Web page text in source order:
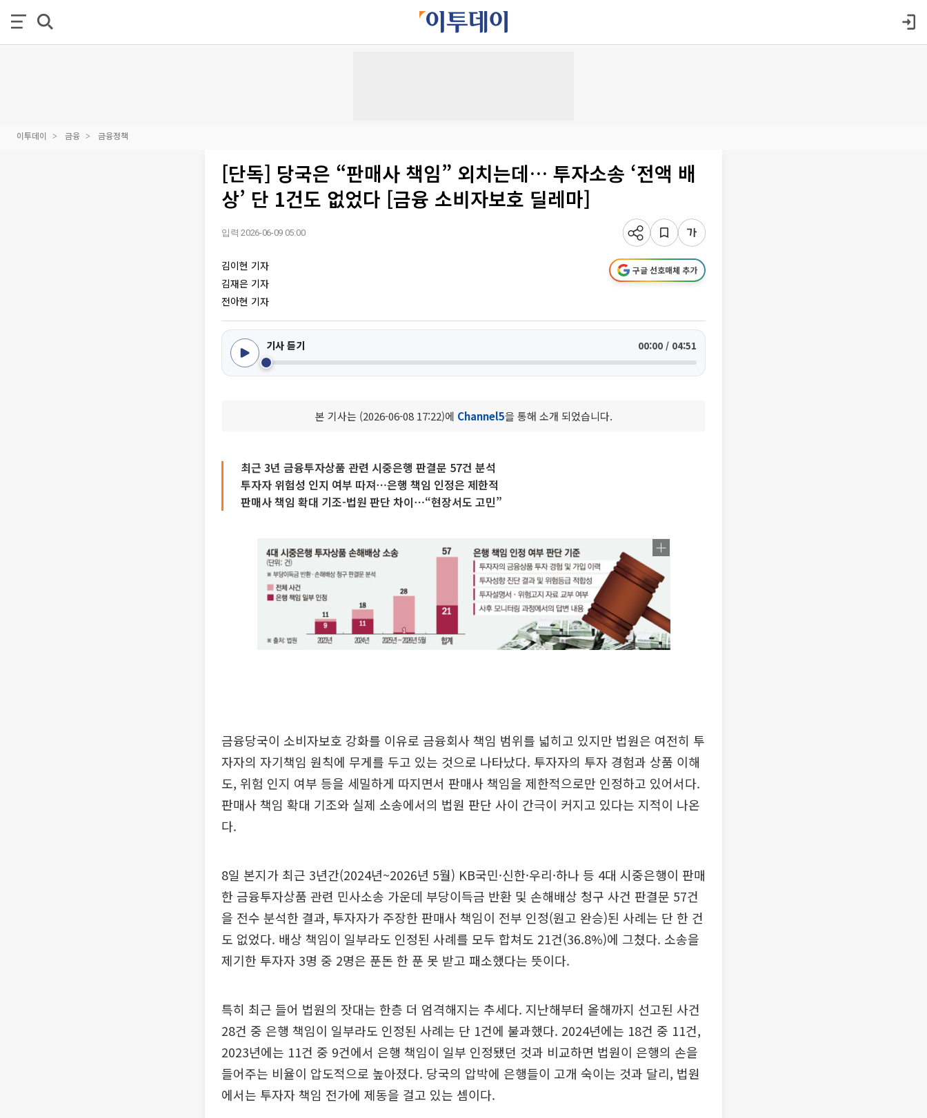
이투데이 금융 금융정책
[단독] 당국은 “판매사 책임” 외치는데… 투자소송 ‘전액 배
상’ 단 1건도 없었다 [금융 소비자보호 딜레마]
입력 2026-06-09 05:00
김이현 기자
김재은 기자
전아현 기자
구글 선호매체 추가
기사 듣기 00:00 / 04:51
본 기사는 (2026-06-08 17:22)에 Channel5을 통해 소개 되었습니다.
최근 3년 금융투자상품 관련 시중은행 판결문 57건 분석
투자자 위험성 인지 여부 따져⋯은행 책임 인정은 제한적
판매사 책임 확대 기조-법원 판단 차이⋯“현장서도 고민”
금융당국이 소비자보호 강화를 이유로 금융회사 책임 범위를 넓히고 있지만 법원은 여전히 투
자자의 자기책임 원칙에 무게를 두고 있는 것으로 나타났다. 투자자의 투자 경험과 상품 이해
도, 위험 인지 여부 등을 세밀하게 따지면서 판매사 책임을 제한적으로만 인정하고 있어서다.
판매사 책임 확대 기조와 실제 소송에서의 법원 판단 사이 간극이 커지고 있다는 지적이 나온
다.
8일 본지가 최근 3년간(2024년~2026년 5월) KB국민·신한·우리·하나 등 4대 시중은행이 판매
한 금융투자상품 관련 민사소송 가운데 부당이득금 반환 및 손해배상 청구 사건 판결문 57건
을 전수 분석한 결과, 투자자가 주장한 판매사 책임이 전부 인정(원고 완승)된 사례는 단 한 건
도 없었다. 배상 책임이 일부라도 인정된 사례를 모두 합쳐도 21건(36.8%)에 그쳤다. 소송을
제기한 투자자 3명 중 2명은 푼돈 한 푼 못 받고 패소했다는 뜻이다.
특히 최근 들어 법원의 잣대는 한층 더 엄격해지는 추세다. 지난해부터 올해까지 선고된 사건
28건 중 은행 책임이 일부라도 인정된 사례는 단 1건에 불과했다. 2024년에는 18건 중 11건,
2023년에는 11건 중 9건에서 은행 책임이 일부 인정됐던 것과 비교하면 법원이 은행의 손을
들어주는 비율이 압도적으로 높아졌다. 당국의 압박에 은행들이 고개 숙이는 것과 달리, 법원
에서는 투자자 책임 전가에 제동을 걸고 있는 셈이다.